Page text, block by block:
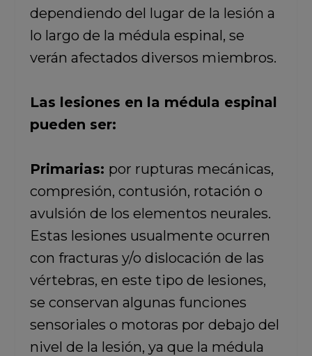
dependiendo del lugar de la lesión a
lo largo de la médula espinal, se
verán afectados diversos miembros.
Las lesiones en la médula espinal
pueden ser:
Primarias: por rupturas mecánicas,
compresión, contusión, rotación o
avulsión de los elementos neurales.
Estas lesiones usualmente ocurren
con fracturas y/o dislocación de las
vértebras, en este tipo de lesiones,
se conservan algunas funciones
sensoriales o motoras por debajo del
nivel de la lesión, ya que la médula